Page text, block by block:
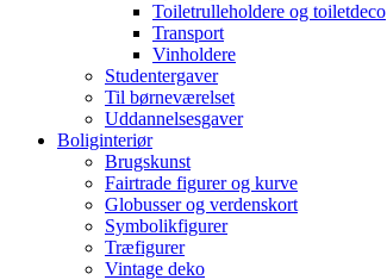
Toiletrulleholdere og toiletdeco
Transport
Vinholdere
Studentergaver
Til børneværelset
Uddannelsesgaver
Boliginteriør
Brugskunst
Fairtrade figurer og kurve
Globusser og verdenskort
Symbolikfigurer
Træfigurer
Vintage deko